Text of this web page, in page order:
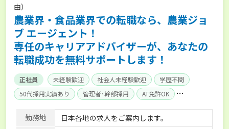
由）
農業界・食品業界での転職なら、農業ジョ
ブ エージェント！
専任のキャリアアドバイザーが、あなたの
転職成功を無料サポートします！
正社員 未経験歓迎 社会人未経験歓迎
学歴不問
50代採用実績あり
管理者･幹部採用
AT免許OK
家賃補助制度あり
食事補助あり
残業月20時間以内
賞与実績あり
年間休日100日以上
経験者優遇
勤務地 日本各地の求人をご案内します。